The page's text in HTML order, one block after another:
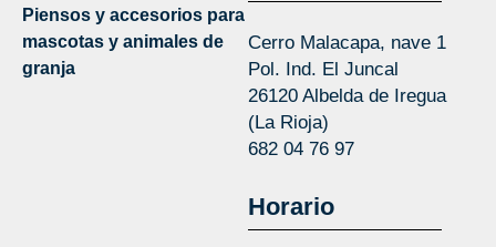
Piensos y accesorios para
mascotas y animales de
granja
Cerro Malacapa, nave 1
Pol. Ind. El Juncal
26120 Albelda de Iregua
(La Rioja)
682 04 76 97
Horario